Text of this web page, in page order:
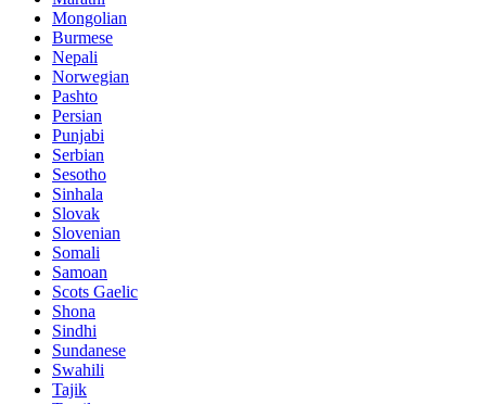
Mongolian
Burmese
Nepali
Norwegian
Pashto
Persian
Punjabi
Serbian
Sesotho
Sinhala
Slovak
Slovenian
Somali
Samoan
Scots Gaelic
Shona
Sindhi
Sundanese
Swahili
Tajik